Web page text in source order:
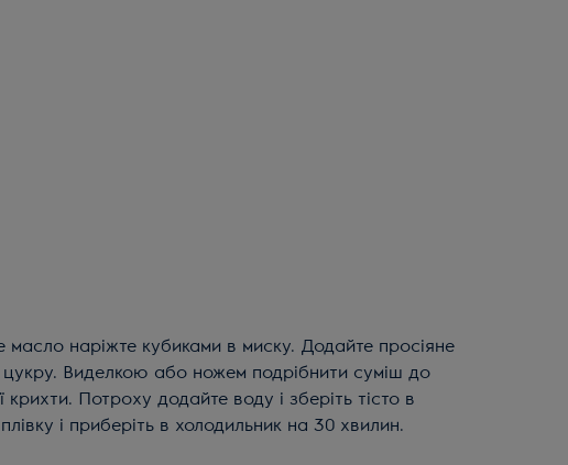
Виделкою або ножем подрібнити суміш до
крихти. Потроху додайте воду і зберіть тісто в
і приберіть в холодильник на 30 хвилин.